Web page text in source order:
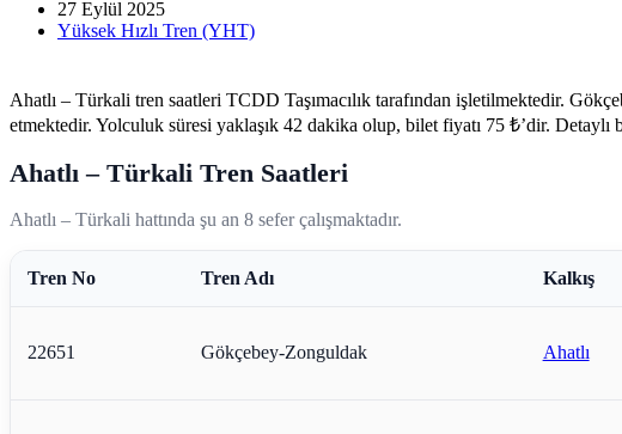
27 Eylül 2025
Yüksek Hızlı Tren (YHT)
Ahatlı – Türkali tren saatleri TCDD Taşımacılık tarafından işletilmektedir.
etmektedir. Yolculuk süresi yaklaşık 42 dakika olup, bilet fiyatı 75 ₺’dir.
Ahatlı – Türkali Tren Saatleri
Ahatlı – Türkali hattında şu an 8 sefer çalışmaktadır.
Tren No Tren Adı Kalkış
22651 Gökçebey-Zonguldak Ahatlı